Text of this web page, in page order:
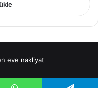
eve nakliyat